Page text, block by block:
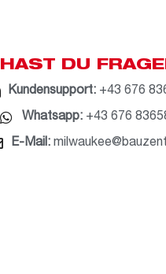
HAST DU
Kundensupport: +43 676
Whatsapp:+43 676
E-Mail: